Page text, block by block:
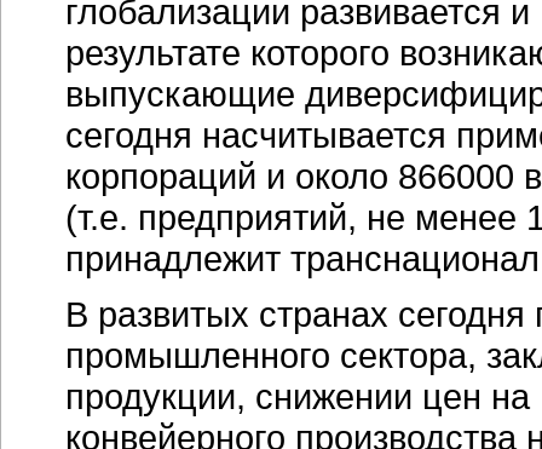
глобализации развивается
результате которого
выпускающие
сегодня насчитывается
корпораций и около 866000
(т.е. предприятий, не менее
принадлежит
В развитых странах
промышленного сектора,
продукции, снижении цен
конвейерного